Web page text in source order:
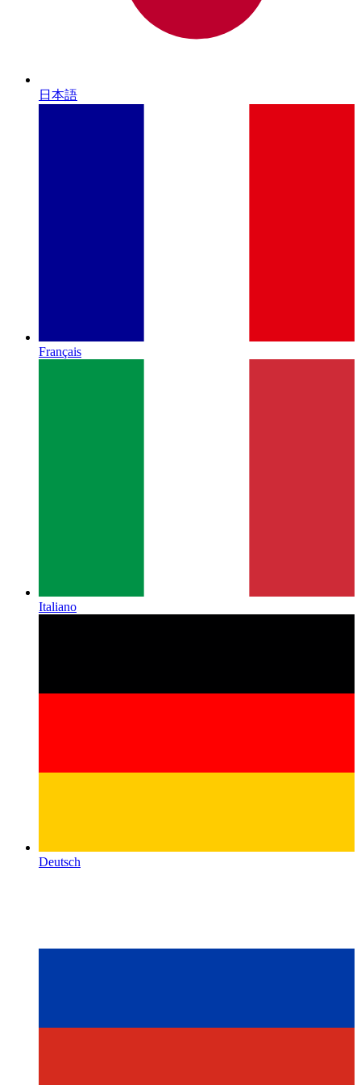
日本語
Français
Italiano
Deutsch